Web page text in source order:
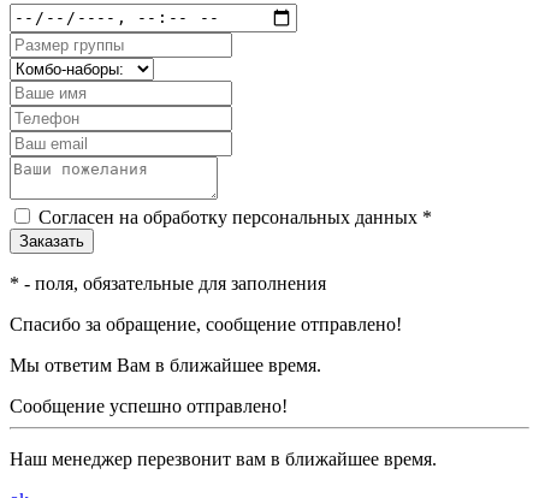
Согласен на обработку персональных данных *
* - поля, обязательные для заполнения
Спасибо за обращение, сообщение отправлено!
Мы ответим Вам в ближайшее время.
Сообщение успешно отправлено!
Наш менеджер перезвонит вам в ближайшее время.